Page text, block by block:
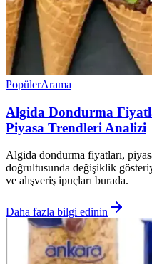
PopülerArama
Algida Dondurma
Piyasa Trendleri Analizi
Algida dondurma fiyatları,
doğrultusunda değişiklik
ve alışveriş ipuçları burada.
Daha fazla bilgi edinin